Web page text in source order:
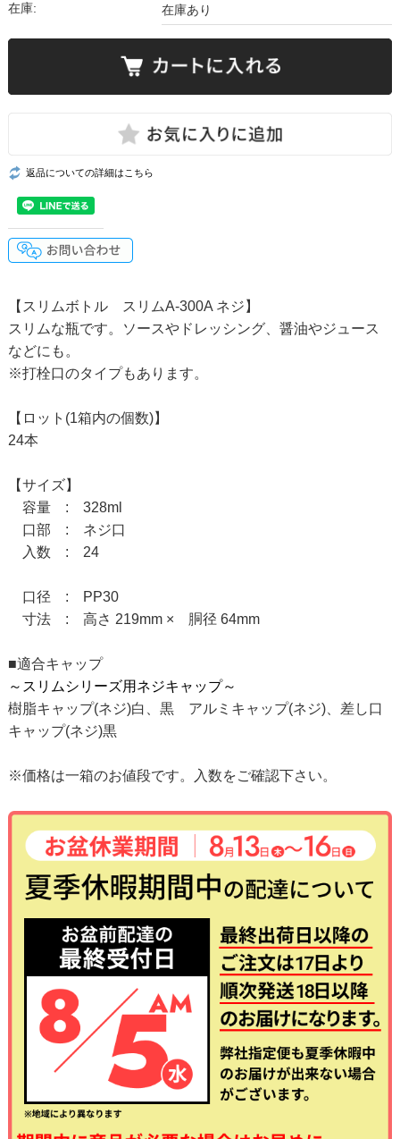
在庫: 在庫あり
返品についての詳細はこちら
【スリムボトル スリムA-300A ネジ】
スリムな瓶です。ソースやドレッシング、醤油やジュース
などにも。
※打栓口のタイプもあります。
【ロット(1箱内の個数)】
24本
【サイズ】
容量 : 328ml
口部 : ネジ口
入数 : 24
口径 : PP30
寸法 : 高さ 219mm × 胴径 64mm
■適合キャップ
～スリムシリーズ用ネジキャップ～
樹脂キャップ(ネジ)白、黒 アルミキャップ(ネジ)、差し口
キャップ(ネジ)黒
※価格は一箱のお値段です。入数をご確認下さい。